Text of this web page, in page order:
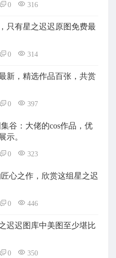
0 316
只有星之迟迟原图免费最
0 314
新，精选作品百张，共赏
0 397
谷：大佬的cos作品，优
示。
0 323
心之作，欣赏这组星之迟
0 446
迟迟图库中美图至少堪比
0 350